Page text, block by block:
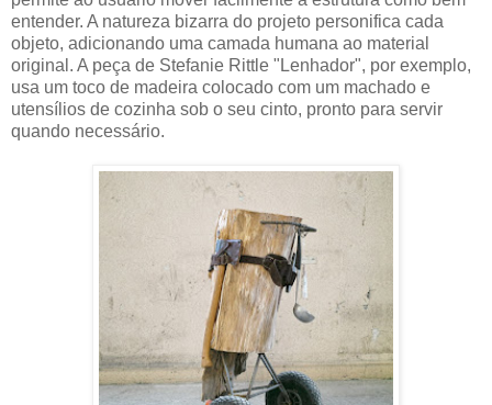
entender. A natureza bizarra do projeto personifica cada
objeto, adicionando uma camada humana ao material
original. A peça de Stefanie Rittle "Lenhador", por exemplo,
usa um toco de madeira colocado com um machado e
utensílios de cozinha sob o seu cinto, pronto para servir
quando necessário.